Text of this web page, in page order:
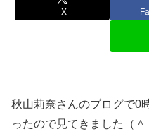
X
秋山莉奈さんのブログで0
ったので見てきました（＾